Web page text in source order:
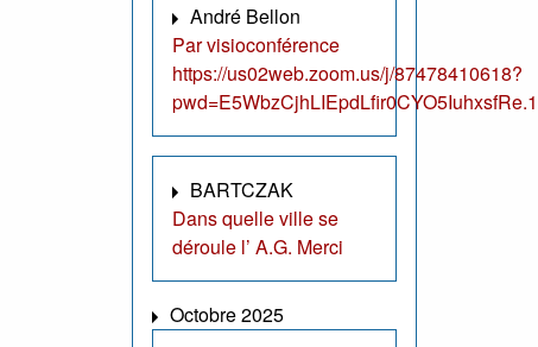
André Bellon
Par visioconférence
https://us02web.zoom.us/j/87478410618?
BARTCZAK
Dans quelle ville se
déroule l’ A.G. Merci
Octobre 2025